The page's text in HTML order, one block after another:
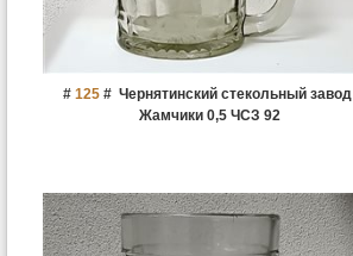
# 125 # Чернятинский стекольный завод
Жамчики 0,5 ЧСЗ 92